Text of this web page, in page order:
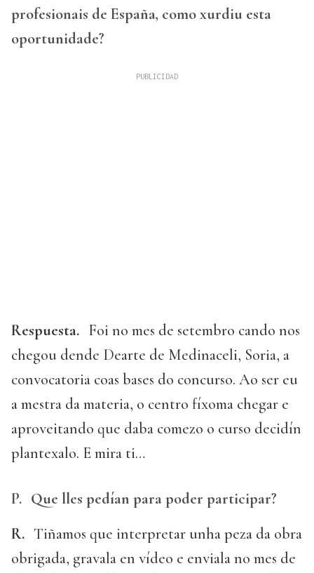
profesionais de España, como xurdiu esta
oportunidade?
Respuesta. Foi no mes de setembro cando nos
chegou dende Dearte de Medinaceli, Soria, a
convocatoria coas bases do concurso. Ao ser eu
a mestra da materia, o centro fíxoma chegar e
aproveitando que daba comezo o curso decidín
plantexalo. E mira ti…
P. Que lles pedían para poder participar?
R. Tiñamos que interpretar unha peza da obra
obrigada, gravala en vídeo e enviala no mes de